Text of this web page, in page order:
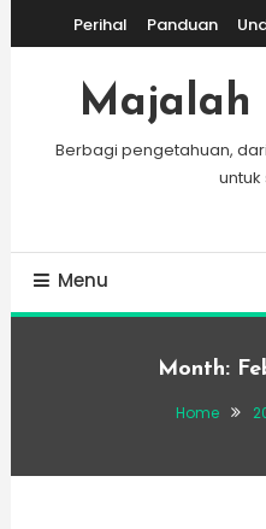
To
Content
Perihal Panduan
Majalah
Berbagi pengetahuan,
Menu
Month:
Home